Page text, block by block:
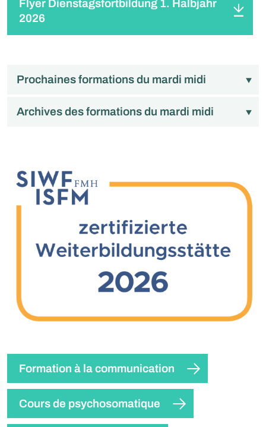
Flyer Dienstagsfortbildung 1. Halbjahr
2026
Prochaines formations du mardi midi
Archives des formations du mardi midi
Formation à la communication
Cours de psychosomatique